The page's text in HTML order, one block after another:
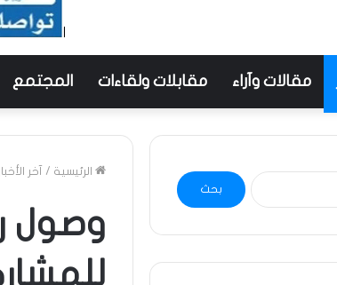
مقالات وآراء مقابلات ولقاءات المجتمع
الرئيسية / آخر الأخبار
وصول
البحث
عن: